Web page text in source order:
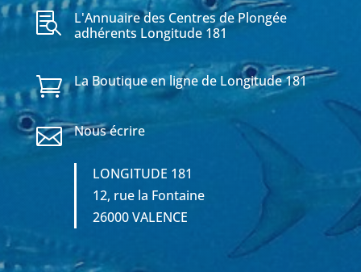

L'Annuaire des Centres de Plongée
adhérents Longitude 181
 La Boutique en ligne de Longitude 181
 Nous écrire
LONGITUDE 181
12, rue la Fontaine
26000 VALENCE